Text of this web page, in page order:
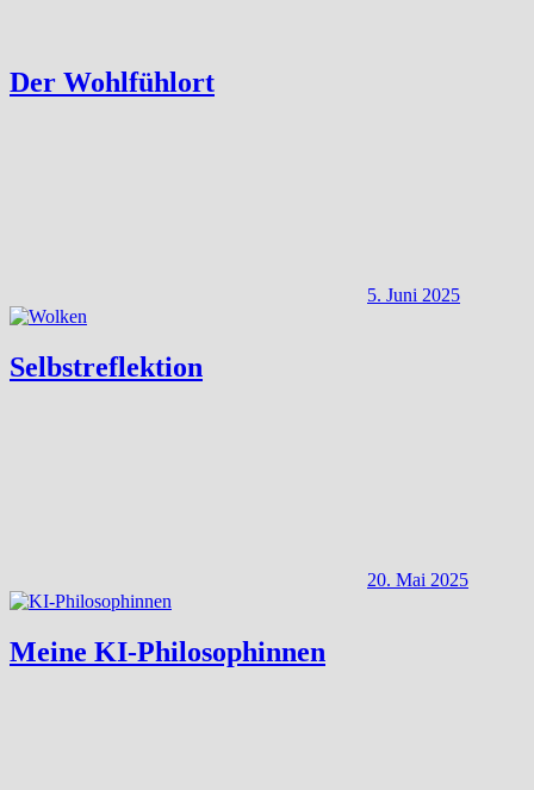
Der Wohlfühlort
5. Juni 2025
Selbstreflektion
20. Mai 2025
Meine KI-Philosophinnen